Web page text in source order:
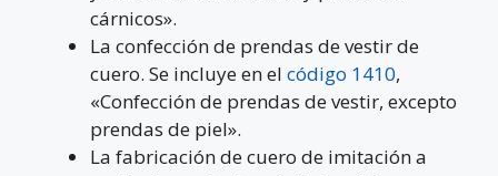
cárnicos».
La confección de prendas de vestir de
cuero. Se incluye en el código 1410,
«Confección de prendas de vestir, excepto
prendas de piel».
La fabricación de cuero de imitación a